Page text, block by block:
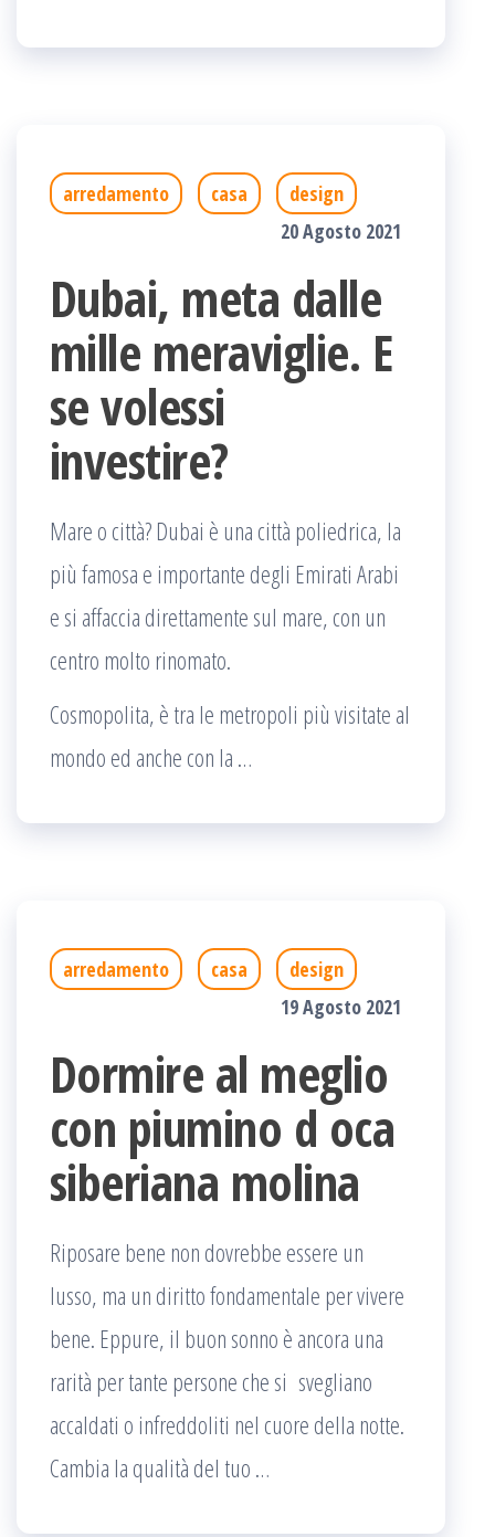
arredamento casa
design
20 Agosto 2021
Dubai, meta dalle
mille meraviglie. E
se volessi
investire?
Mare o città? Dubai è una città poliedrica, la
più famosa e importante degli Emirati Arabi
e si affaccia direttamente sul mare, con un
centro molto rinomato.
Cosmopolita, è tra le metropoli più visitate al
mondo ed anche con la …
arredamento casa
design
19 Agosto 2021
Dormire al meglio
con piumino d oca
siberiana molina
Riposare bene non dovrebbe essere un
lusso, ma un diritto fondamentale per vivere
bene. Eppure, il buon sonno è ancora una
rarità per tante persone che si svegliano
accaldati o infreddoliti nel cuore della notte.
Cambia la qualità del tuo …